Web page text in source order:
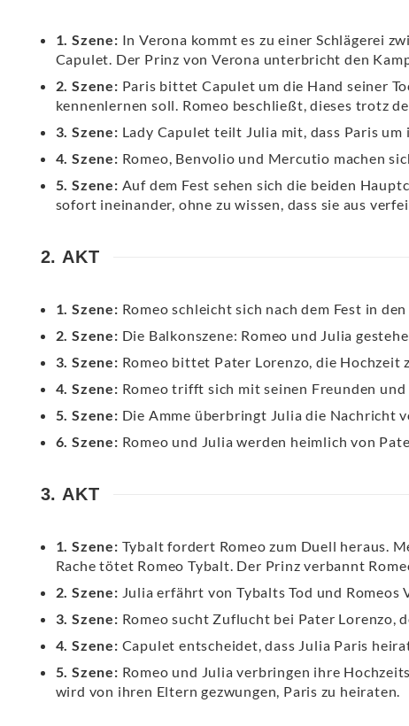
1. Szene: In Verona kommt es zu einer Schlägerei
Capulet. Der Prinz von Verona unterbricht den
2. Szene: Paris bittet Capulet um die Hand seiner
kennenlernen soll. Romeo beschließt, dieses trotz
3. Szene: Lady Capulet teilt Julia mit, dass Paris um
4. Szene: Romeo, Benvolio und Mercutio machen
5. Szene: Auf dem Fest sehen sich die beiden
sofort ineinander, ohne zu wissen, dass sie aus
2. AKT
1. Szene: Romeo schleicht sich nach dem Fest in
2. Szene: Die Balkonszene: Romeo und Julia
3. Szene: Romeo bittet Pater Lorenzo, die Hochzeit
4. Szene: Romeo trifft sich mit seinen Freunden und
5. Szene: Die Amme überbringt Julia die Nachricht
6. Szene: Romeo und Julia werden heimlich von
3. AKT
1. Szene: Tybalt fordert Romeo zum Duell heraus.
Rache tötet Romeo Tybalt. Der Prinz verbannt
2. Szene: Julia erfährt von Tybalts Tod und Romeos
3. Szene: Romeo sucht Zuflucht bei Pater Lorenzo,
4. Szene: Capulet entscheidet, dass Julia Paris
5. Szene: Romeo und Julia verbringen ihre
wird von ihren Eltern gezwungen, Paris zu heiraten.